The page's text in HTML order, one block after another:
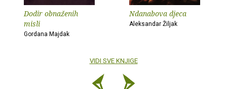
Dodir obnaženih
misli
Gordana Majdak
Ndanabova djeca
Aleksandar Žiljak
VIDI SVE KNJIGE